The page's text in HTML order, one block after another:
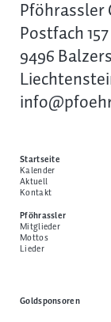
Pföhrassler
Postfach 157
9496 Balzers
Startseite
Kalender
Aktuell
Kontakt
Pföhrassler
Mitglieder
Mottos
Lieder
Goldsponsoren